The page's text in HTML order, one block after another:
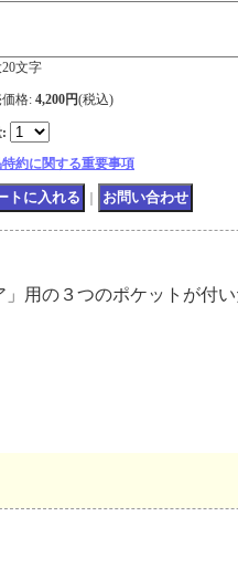
文字
格: 4,200円(税込)
:
約に関する重要事項
」用の３つのポケットが付